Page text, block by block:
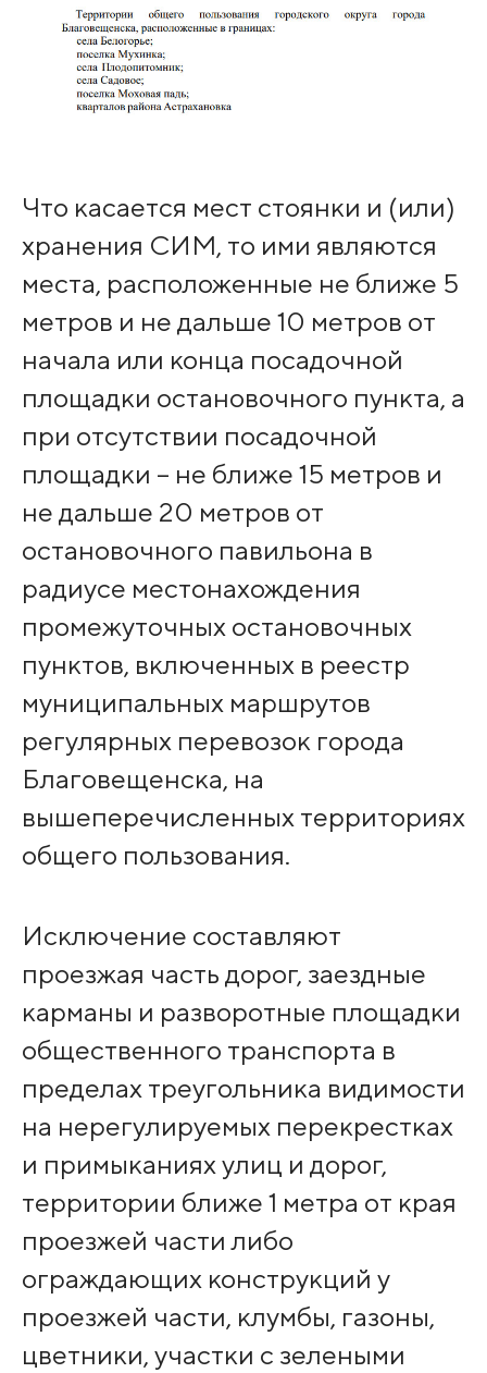
Что касается мест стоянки и (или)
хранения СИМ, то ими являются
места, расположенные не ближе 5
метров и не дальше 10 метров от
начала или конца посадочной
площадки остановочного пункта, а
при отсутствии посадочной
площадки – не ближе 15 метров и
не дальше 20 метров от
остановочного павильона в
радиусе местонахождения
промежуточных остановочных
пунктов, включенных в реестр
муниципальных маршрутов
регулярных перевозок города
Благовещенска, на
вышеперечисленных территориях
общего пользования.
Исключение составляют
проезжая часть дорог, заездные
карманы и разворотные площадки
общественного транспорта в
пределах треугольника видимости
на нерегулируемых перекрестках
и примыканиях улиц и дорог,
территории ближе 1 метра от края
проезжей части либо
ограждающих конструкций у
проезжей части, клумбы, газоны,
цветники, участки с зелеными